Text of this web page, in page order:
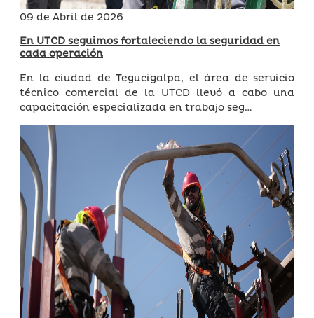
09 de Abril de 2026
En UTCD seguimos fortaleciendo la seguridad en
cada operación
En la ciudad de Tegucigalpa, el área de servicio
técnico comercial de la UTCD llevó a cabo una
capacitación especializada en trabajo seg…